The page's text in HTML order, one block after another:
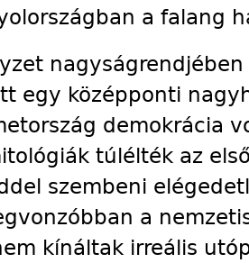
a falang
egy középponti
demokrácia
túlélték az
szembeni
a
kínáltak irreális